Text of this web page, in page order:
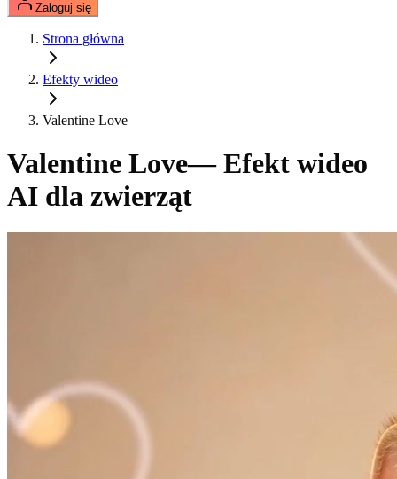
Zaloguj się
Strona główna
Efekty wideo
Valentine Love
Valentine Love— Efekt wideo
AI dla zwierząt